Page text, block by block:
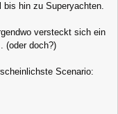
bis hin zu Superyachten.
versteckt sich ein
(oder doch?)
Scenario: